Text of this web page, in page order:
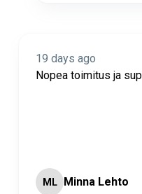
19 days ago
Nopea toimitus ja
ML Minna Lehto